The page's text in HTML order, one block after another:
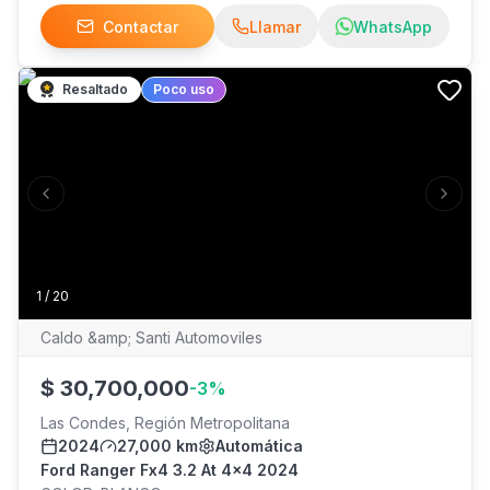
LLANTAS, GESTIONAMOS TU CREDITO CON UN 20%
DE PIE HASTA 48 CUOTAS
Contactar Llamar WhatsApp
1 / 20
Previous slide Next
Resaltado Poco uso
Caldo &amp; Santi Automoviles
$ 30,700,000-3%
Las Condes, Región Metropolitana
2024
27,000 km
Automática
Ford Ranger Fx4 3.2 At 4x4 2024